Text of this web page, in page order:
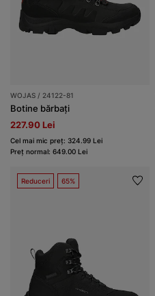
WOJAS / 24122-81
Botine bărbați
227.90 Lei
Cel mai mic preț: 324.99 Lei
Preț normal: 649.00 Lei
Reduceri 65%